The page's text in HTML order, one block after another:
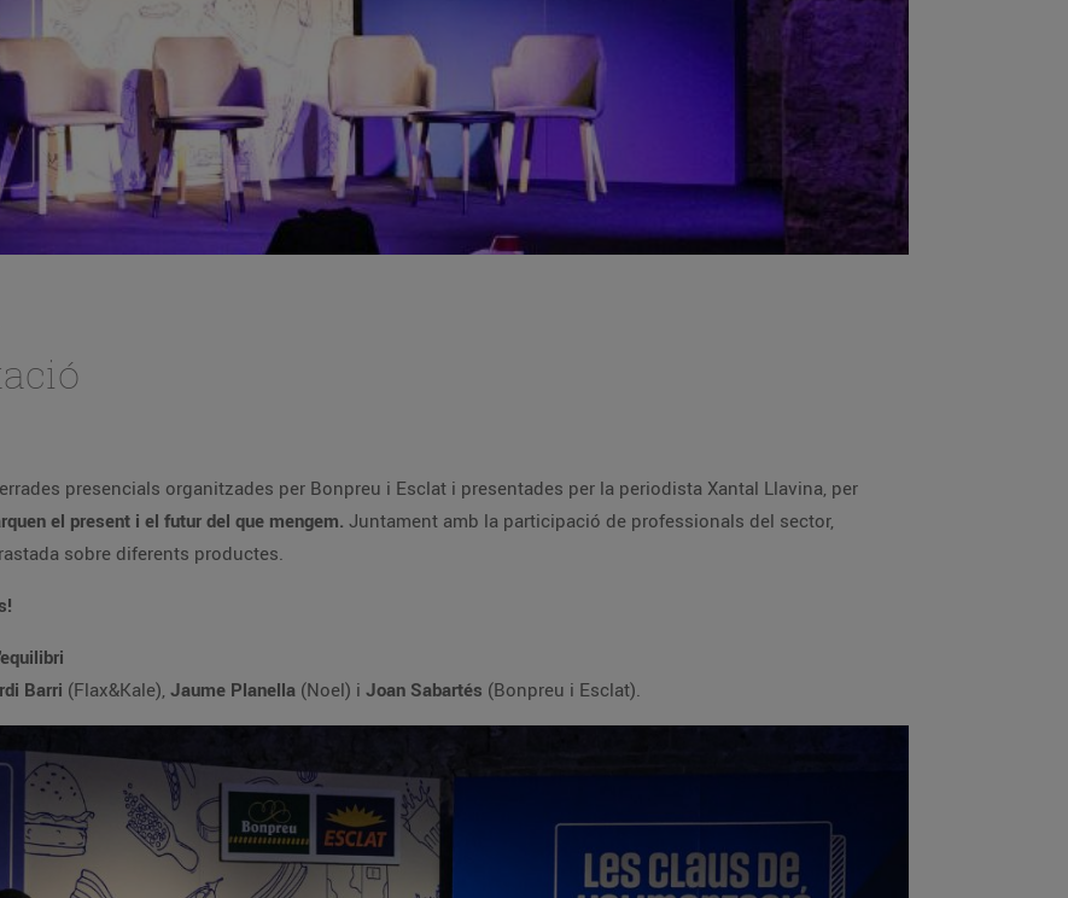
presencials organitzades per Bonpreu i Esclat i presentades per la periodista Xantal Llavina, per
el present i el futur del que mengem. Juntament amb la participació de professionals del sector,
sobre diferents productes.
Barri (Flax&Kale), Jaume Planella (Noel) i Joan Sabartés (Bonpreu i Esclat).